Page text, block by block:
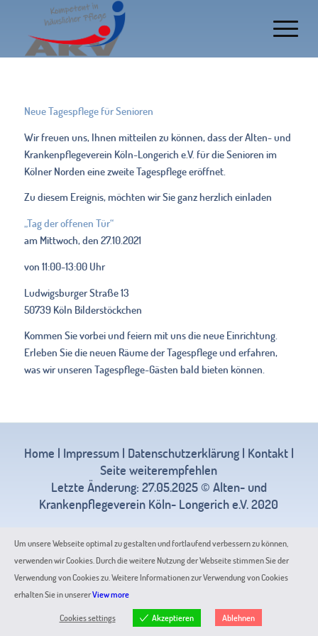
Neue Tagespflege für Senioren
Wir freuen uns, Ihnen mitteilen zu können, dass der Alten- und
Krankenpflegeverein Köln-Longerich e.V. für die Senioren im
Kölner Norden eine zweite Tagespflege eröffnet.
Zu diesem Ereignis, möchten wir Sie ganz herzlich einladen
„Tag der offenen Tür“
am Mittwoch, den 27.10.2021
von 11:00-13:00 Uhr
Ludwigsburger Straße 13
50739 Köln Bilderstöckchen
Kommen Sie vorbei und feiern mit uns die neue Einrichtung.
Erleben Sie die neuen Räume der Tagespflege und erfahren,
was wir unseren Tagespflege-Gästen bald bieten können.
Home | Impressum| Datenschutzerklärung| Kontakt|
Seite weiterempfehlen
Letzte Änderung: 27.05.2025 © Alten- und
Krankenpflegeverein Köln- Longerich e.V. 2020
Um unsere Webseite optimal zu gestalten und fortlaufend verbessern zu können,
verwenden wir Cookies. Durch die weitere Nutzung der Webseite stimmen Sie der
Verwendung von Cookies zu. Weitere Informationen zur Verwendung von Cookies
erhalten Sie in unsererView more
Cookies settings Akzeptieren Ablehnen